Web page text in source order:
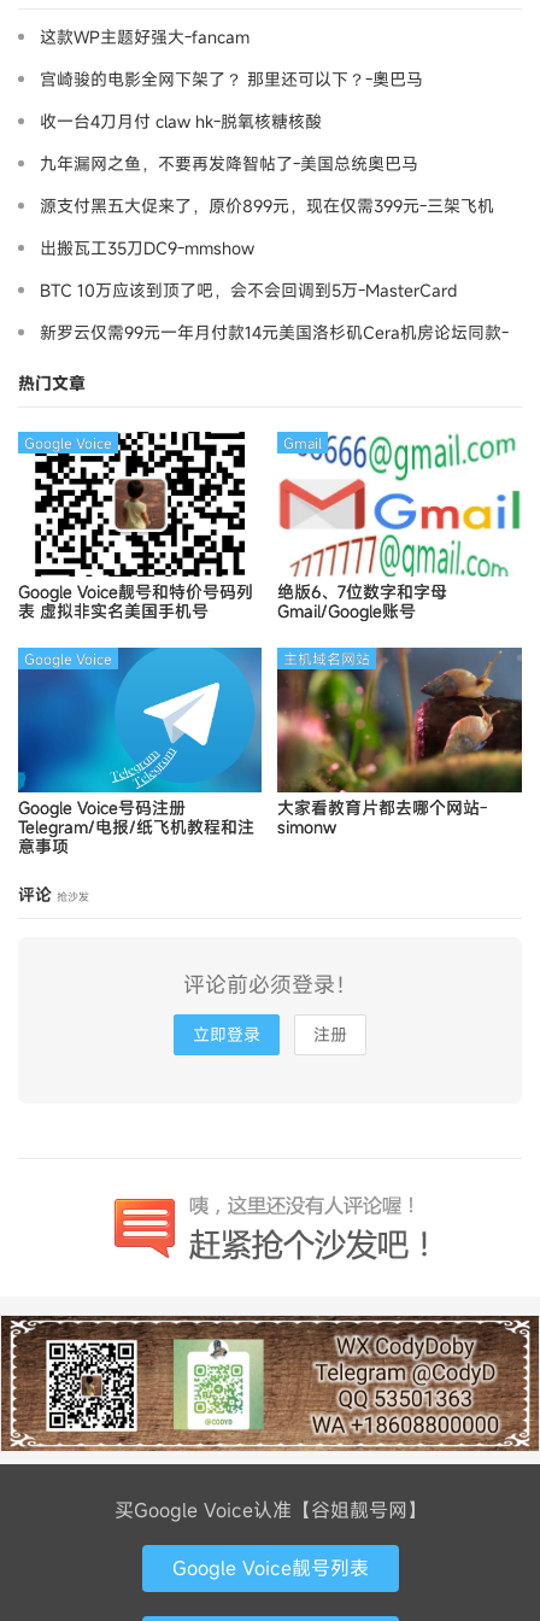
这款WP主题好强大-fancam
宫崎骏的电影全网下架了？ 那里还可以下？-奧巴马
收一台4刀月付 claw hk-脱氧核糖核酸
九年漏网之鱼，不要再发降智帖了-美国总统奥巴马
源支付黑五大促来了，原价899元，现在仅需399元-三架飞机
出搬瓦工35刀DC9-mmshow
BTC 10万应该到顶了吧，会不会回调到5万-MasterCard
新罗云仅需99元一年月付款14元美国洛杉矶Cera机房论坛同款-
热门文章
Google Voice靓号和特价号码列
表 虚拟非实名美国手机号
Google Voice
绝版6、7位数字和字母
Gmail/Google账号
Gmail
Google Voice号码注册
Telegram/电报/纸飞机教程和注
意事项
Google Voice
大家看教育片都去哪个网站-
simonw
主机域名网站
评论 抢沙发
评论前必须登录！
立即登录 注册
买Google Voice认准【谷姐靓号网】
Google Voice靓号列表